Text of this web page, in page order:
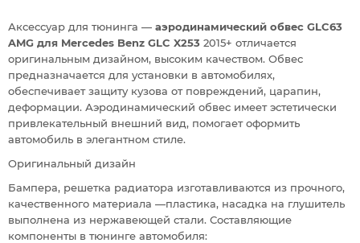
Аксессуар для тюнинга — аэродинамический обвес GLC63
AMG для Mercedes Benz GLC X253 2015+ отличается
оригинальным дизайном, высоким качеством. Обвес
предназначается для установки в автомобилях,
обеспечивает защиту кузова от повреждений, царапин,
деформации. Аэродинамический обвес имеет эстетически
привлекательный внешний вид, помогает оформить
автомобиль в элегантном стиле.
Оригинальный дизайн
Бампера, решетка радиатора изготавливаются из прочного,
качественного материала —пластика, насадка на глушитель
выполнена из нержавеющей стали. Составляющие
компоненты в тюнинге автомобиля: